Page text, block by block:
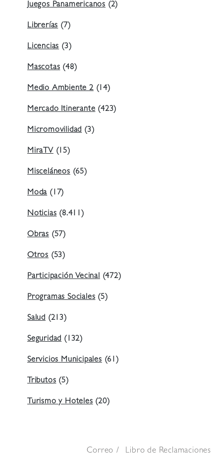
Juegos Panamericanos (2)
Librerías(7)
Licencias(3)
Mascotas(48)
Medio Ambiente 2(14)
Mercado Itinerante(423)
Micromovilidad(3)
MiraTV(15)
Misceláneos(65)
Moda(17)
Noticias(8.411)
Obras (57)
Otros (53)
Participación Vecinal(472)
Programas Sociales(5)
Salud (213)
Seguridad(132)
Servicios Municipales(61)
Tributos(5)
Turismo y Hoteles(20)
Correo Libro de Reclamaciones